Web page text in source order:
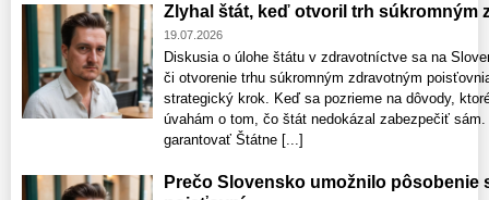
Zlyhal štát, keď otvoril trh súkromným
19.07.2026
Diskusia o úlohe štátu v zdravotníctve sa na
či otvorenie trhu súkromným zdravotným
strategický krok. Keď sa pozrieme na dôvody,
úvahám o tom, čo štát nedokázal zabezpečiť
garantovať Štátne [...]
Prečo Slovensko umožnilo